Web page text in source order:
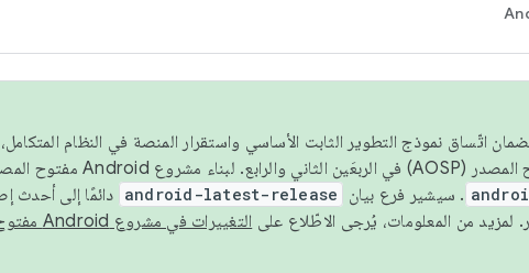
من عام 2026، ولضمان اتّساق نموذج التطوير الثابت الأساسي واستقرار المنصة في النظام
. سيشير فرع بيان android-latest-release دائمًا إلى أحدث
التغييرات في مشروع Android مفتوح المصدر